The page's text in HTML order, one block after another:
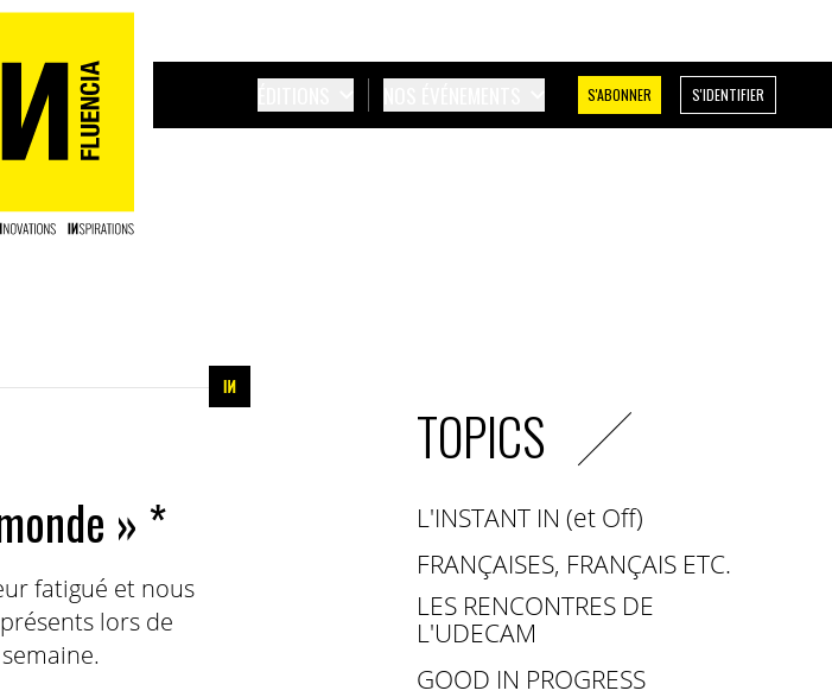
S'ABONNER S'IDENTIFIER
» *
fatigué et nous
lors de
TOPICS
L'INSTANT IN (et Off)
FRANÇAISES, FRANÇAIS ETC.
LES RENCONTRES DE
L'UDECAM
GOOD IN PROGRESS